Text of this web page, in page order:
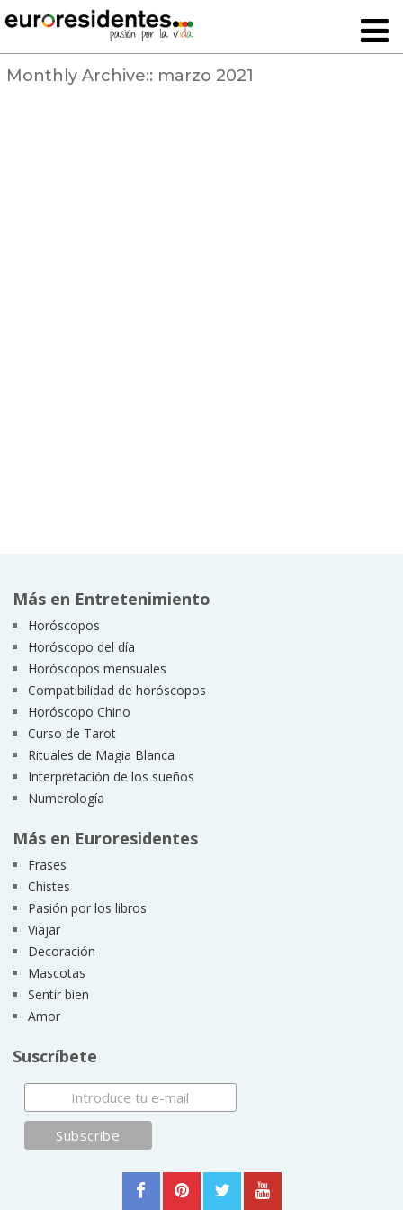
Monthly Archive:: marzo 2021
Más en Entretenimiento
Horóscopos
Horóscopo del día
Horóscopos mensuales
Compatibilidad de horóscopos
Horóscopo Chino
Curso de Tarot
Rituales de Magia Blanca
Interpretación de los sueños
Numerología
Más en Euroresidentes
Frases
Chistes
Pasión por los libros
Viajar
Decoración
Mascotas
Sentir bien
Amor
Suscríbete